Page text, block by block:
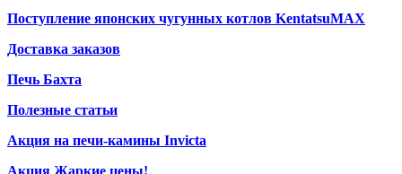
Поступление японских чугунных котлов KentatsuMAX
Доставка заказов
Печь Бахта
Полезные статьи
Акция на печи-камины Invicta
Акция Жаркие цены!